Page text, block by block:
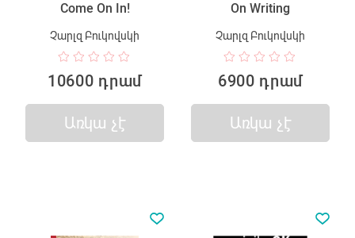
Come On In!
Չարլզ Բուկովսկի
10600 դրամ
Առկա չէ
On Writing
Չարլզ Բուկովսկի
6900 դրամ
Առկա չէ